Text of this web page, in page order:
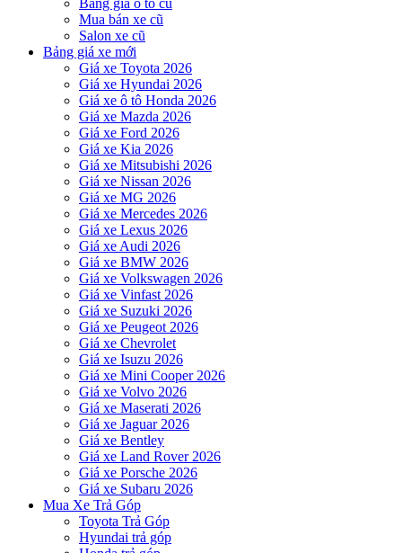
Bảng giá ô tô cũ
Mua bán xe cũ
Salon xe cũ
Bảng giá xe mới
Giá xe Toyota 2026
Giá xe Hyundai 2026
Giá xe ô tô Honda 2026
Giá xe Mazda 2026
Giá xe Ford 2026
Giá xe Kia 2026
Giá xe Mitsubishi 2026
Giá xe Nissan 2026
Giá xe MG 2026
Giá xe Mercedes 2026
Giá xe Lexus 2026
Giá xe Audi 2026
Giá xe BMW 2026
Giá xe Volkswagen 2026
Giá xe Vinfast 2026
Giá xe Suzuki 2026
Giá xe Peugeot 2026
Giá xe Chevrolet
Giá xe Isuzu 2026
Giá xe Mini Cooper 2026
Giá xe Volvo 2026
Giá xe Maserati 2026
Giá xe Jaguar 2026
Giá xe Bentley
Giá xe Land Rover 2026
Giá xe Porsche 2026
Giá xe Subaru 2026
Mua Xe Trả Góp
Toyota Trả Góp
Hyundai trả góp